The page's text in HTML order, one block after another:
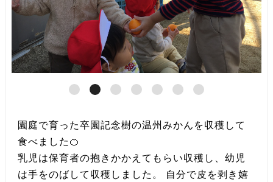
園庭で育った卒園記念樹の温州みかんを収穫して
食べました🍊
乳児は保育者の抱きかかえてもらい収穫し、幼児
は手をのばして収穫しました。 自分で皮を剥き嬉